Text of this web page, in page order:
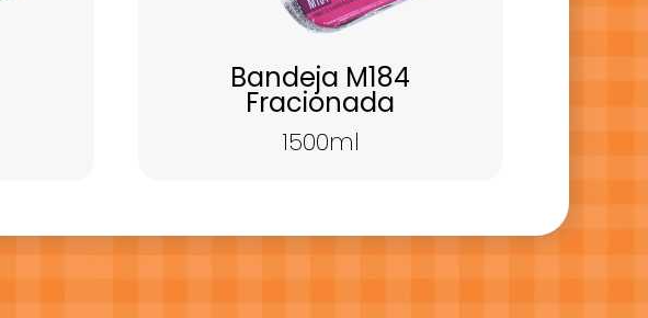
Bandeja M184
Fracionada
1500ml